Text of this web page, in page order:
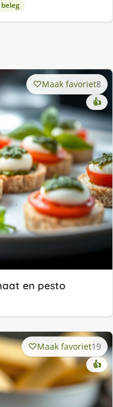
Maak favoriet8
👍
en pesto
Maak favoriet19
👍